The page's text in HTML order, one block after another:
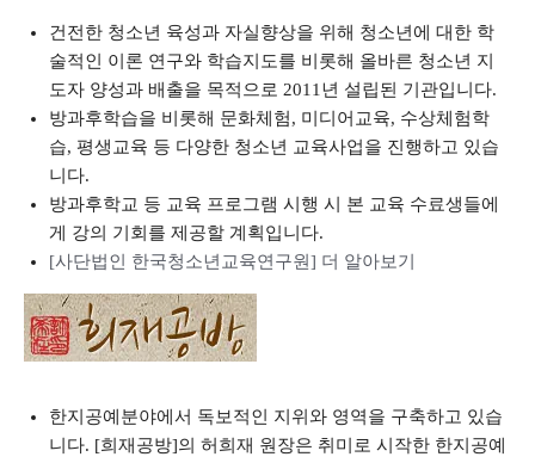
건전한 청소년 육성과 자실향상을 위해 청소년에 대한 학
술적인 이론 연구와 학습지도를 비롯해 올바른 청소년 지
도자 양성과 배출을 목적으로 2011년 설립된 기관입니다.
방과후학습을 비롯해 문화체험, 미디어교육, 수상체험학
습, 평생교육 등 다양한 청소년 교육사업을 진행하고 있습
니다.
방과후학교 등 교육 프로그램 시행 시 본 교육 수료생들에
게 강의 기회를 제공할 계획입니다.
[사단법인 한국청소년교육연구원] 더 알아보기
한지공예분야에서 독보적인 지위와 영역을 구축하고 있습
니다. [희재공방]의 허희재 원장은 취미로 시작한 한지공예